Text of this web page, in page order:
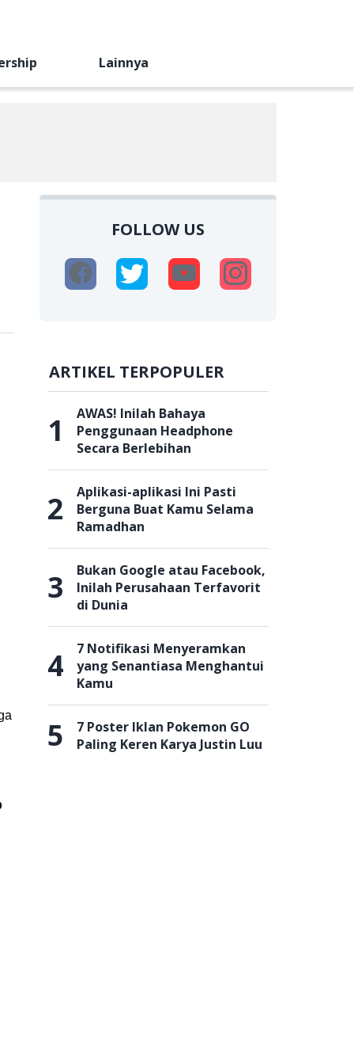
Lainnya
FOLLOW US
ARTIKEL TERPOPULER
1
AWAS! Inilah Bahaya
Penggunaan Headphone
Secara Berlebihan
2
Aplikasi-aplikasi Ini Pasti
Berguna Buat Kamu Selama
Ramadhan
3
Bukan Google atau Facebook,
Inilah Perusahaan Terfavorit
di Dunia
4
7 Notifikasi Menyeramkan
yang Senantiasa Menghantui
Kamu
5
7 Poster Iklan Pokemon GO
Paling Keren Karya Justin Luu